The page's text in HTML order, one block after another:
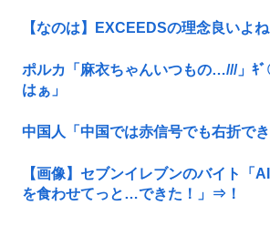
【なのは】EXCEEDSの理念良いよね
ポルカ「麻衣ちゃんいつもの…///」ｷ
はぁ」
中国人「中国では赤信号でも右折でき
【画像】セブンイレブンのバイト「
を食わせてっと…できた！」⇒！